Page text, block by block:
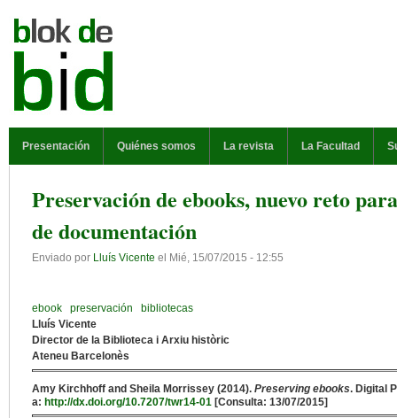
Presentación Quiénes somos La revista La Facultad
Preservación de ebooks, nuevo reto
de documentación
Enviado por Lluís Vicente el Mié, 15/07/2015 - 12:55
ebook preservación
bibliotecas
Lluís Vicente
Director de la Biblioteca i Arxiu històric
Ateneu Barcelonès
Amy Kirchhoff and Sheila Morrissey (2014). Preserving ebooks. Digital
a: http://dx.doi.org/10.7207/twr14-01 [Consulta: 13/07/2015]